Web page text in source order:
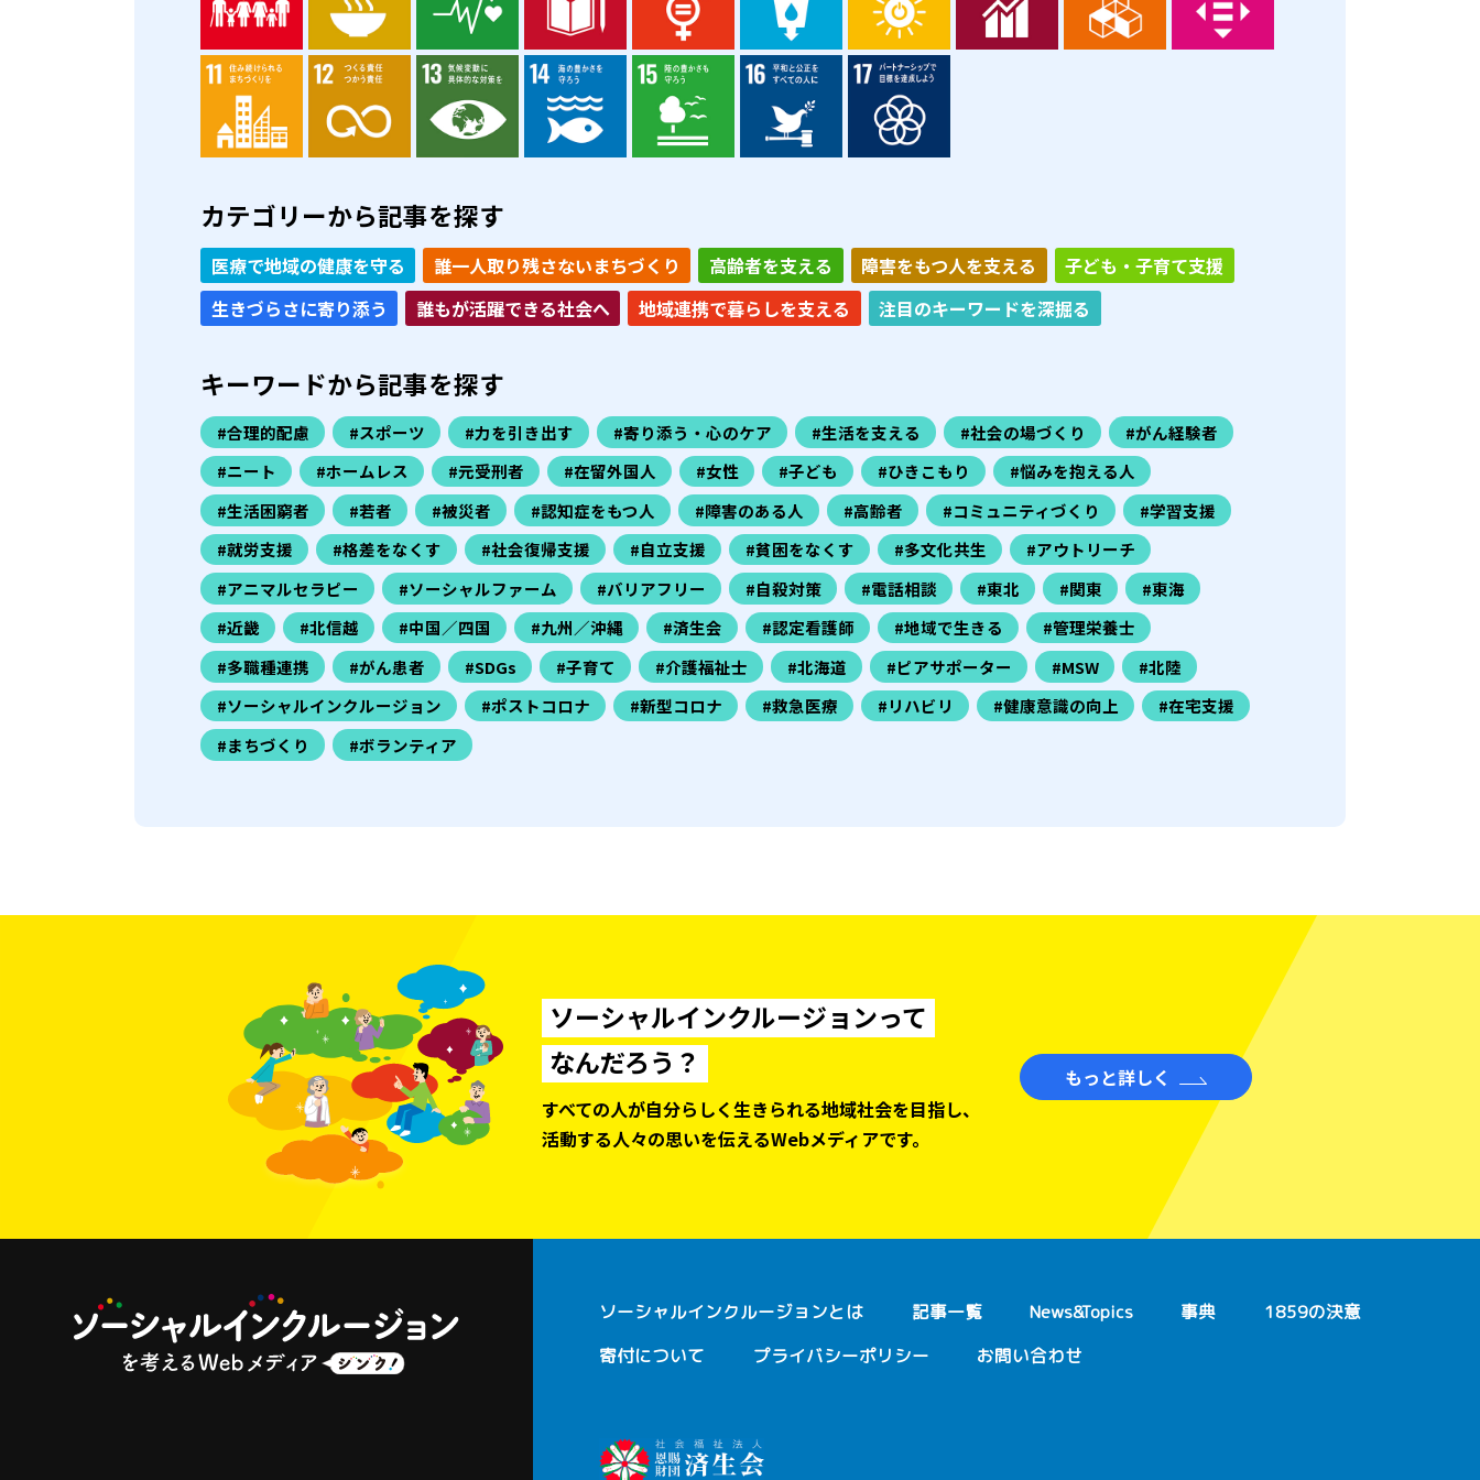
カテゴリーから記事を探す
医療で地域の健康を守る 誰一人取り残さないまちづくり 高齢者を支える 障害をもつ人を支える
子ども・子育て支援
生きづらさに寄り添う
誰もが活躍できる社会へ 地域連携で暮らしを支える 注目のキーワードを深掘る
キーワードから記事を探す
#合理的配慮 #スポーツ #力を引き出す #寄り添う・心のケア #生活を支える #社会の場づくり
#がん経験者
#ニート
#ホームレス #元受刑者 #在留外国人 #女性 #子ども #ひきこもり
#悩みを抱える人
#生活困窮者
#若者 #被災者 #認知症をもつ人 #障害のある人 #高齢者 #コミュニティづくり
#学習支援
#就労支援
#格差をなくす #社会復帰支援 #自立支援 #貧困をなくす #多文化共生
#アウトリーチ
#アニマルセラピー
#ソーシャルファーム #バリアフリー #自殺対策 #電話相談 #東北 #関東
#東海
#近畿
#北信越 #中国／四国 #九州／沖縄 #済生会 #認定看護師 #地域で生きる
#管理栄養士
#多職種連携
#がん患者 #SDGs #子育て #介護福祉士 #北海道 #ピアサポーター #MSW
#北陸
#ソーシャルインクルージョン
#ポストコロナ #新型コロナ #救急医療 #リハビリ #健康意識の向上
#在宅支援
#まちづくり
#ボランティア
ソーシャルインクルージョンって
なんだろう？
すべての人が自分らしく生きられる地域社会を目指し、
活動する人々の思いを伝えるWebメディアです。
もっと詳しく
ソーシャルインクルージョンとは 記事一覧 News&Topics 事典
1859の決意
寄付について
プライバシーポリシー お問い合わせ